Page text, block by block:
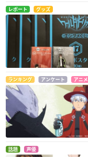
レポート グッズ
ランキング アンケート アニメ
話題 声優